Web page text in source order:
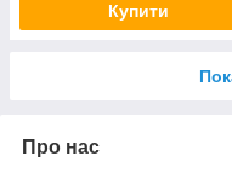
Купити
Про нас